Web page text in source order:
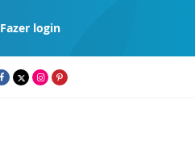
Fazer login